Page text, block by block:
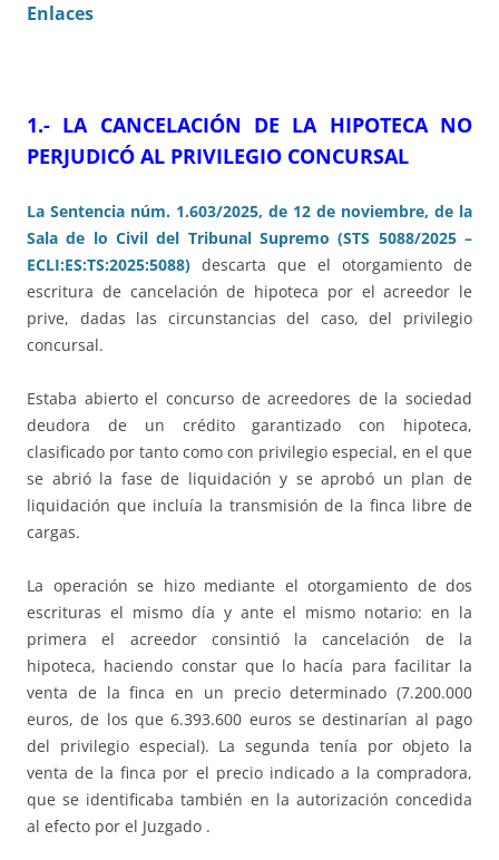
Enlaces
1.- LA CANCELACIÓN DE LA HIPOTECA NO
PERJUDICÓ AL PRIVILEGIO CONCURSAL
La Sentencia núm. 1.603/2025, de 12 de noviembre, de la
Sala de lo Civil del Tribunal Supremo (STS 5088/2025 –
ECLI:ES:TS:2025:5088) descarta que el otorgamiento de
escritura de cancelación de hipoteca por el acreedor le
prive, dadas las circunstancias del caso, del privilegio
concursal.
Estaba abierto el concurso de acreedores de la sociedad
deudora de un crédito garantizado con hipoteca,
clasificado por tanto como con privilegio especial, en el que
se abrió la fase de liquidación y se aprobó un plan de
liquidación que incluía la transmisión de la finca libre de
cargas.
La operación se hizo mediante el otorgamiento de dos
escrituras el mismo día y ante el mismo notario: en la
primera el acreedor consintió la cancelación de la
hipoteca, haciendo constar que lo hacía para facilitar la
venta de la finca en un precio determinado (7.200.000
euros, de los que 6.393.600 euros se destinarían al pago
del privilegio especial). La segunda tenía por objeto la
venta de la finca por el precio indicado a la compradora,
que se identificaba también en la autorización concedida
al efecto por el Juzgado .